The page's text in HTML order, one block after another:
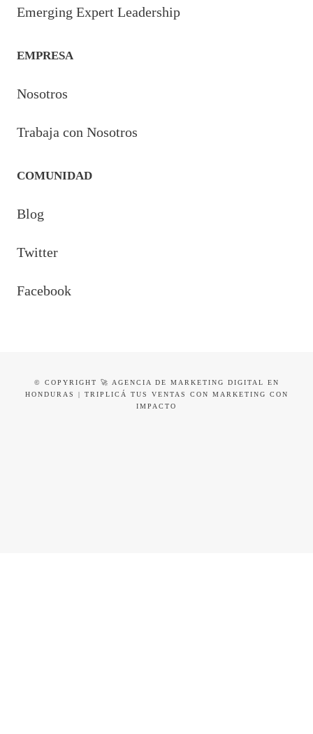
Emerging Expert Leadership
EMPRESA
Nosotros
Trabaja con Nosotros
COMUNIDAD
Blog
Twitter
Facebook
© COPYRIGHT 🚀 AGENCIA DE MARKETING DIGITAL EN
HONDURAS | TRIPLICÁ TUS VENTAS CON MARKETING CON
IMPACTO